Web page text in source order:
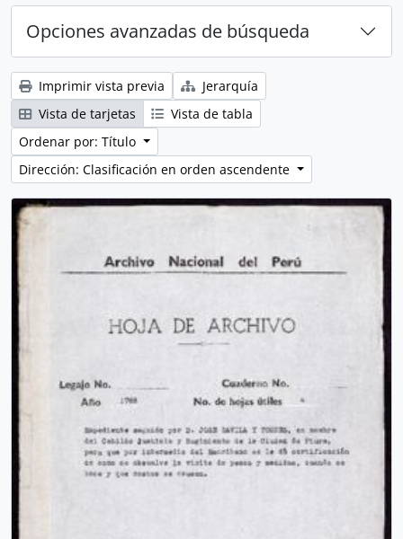
Opciones avanzadas de búsqueda
Imprimir vista previa
Jerarquía
Vista de tarjetas
Vista de tabla
Ordenar por: Título
Dirección: Clasificación en orden ascendente